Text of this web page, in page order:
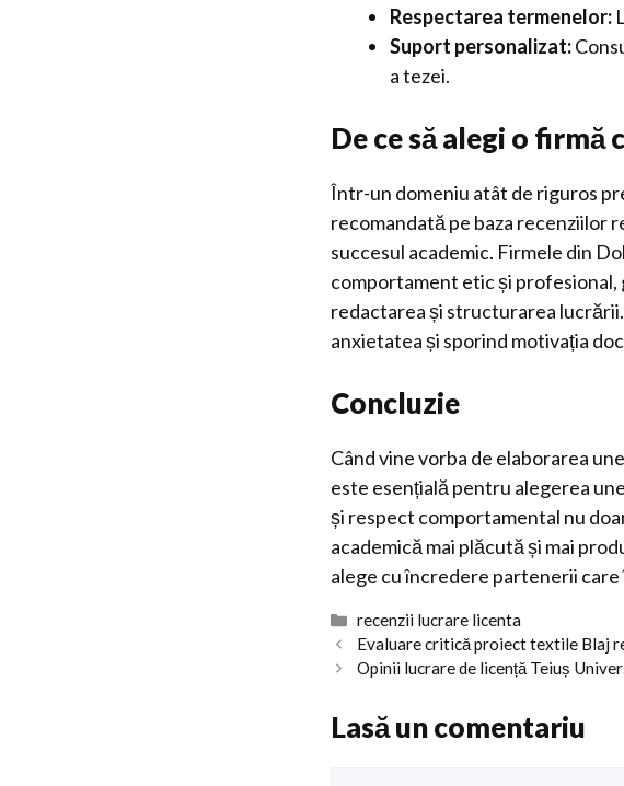
Respectarea termenelor:
Suport personalizat:
a tezei.
De ce să alegi o
Într-un domeniu atât de riguros
recomandată pe baza recenziilor
succesul academic. Firmele din
comportament etic și
redactarea și structurarea
anxietatea și sporind motivația
Concluzie
Când vine vorba de elaborarea
este esențială pentru alegerea
și respect comportamental nu
academică mai plăcută și mai
alege cu încredere partenerii
Categorii
recenzii lucrare licenta
Evaluare critică proiect textile Blaj
Opinii lucrare de licență Teiuș
Lasă un comentariu